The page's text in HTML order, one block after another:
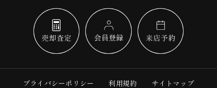
プライバシーポリシー 利用規約 サイトマップ